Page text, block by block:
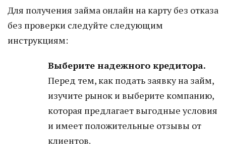
Для получения займа онлайн на карту без отказа
без проверки следуйте следующим
инструкциям:
Выберите надежного кредитора.
Перед тем, как подать заявку на займ,
изучите рынок и выберите компанию,
которая предлагает выгодные условия
и имеет положительные отзывы от
клиентов.